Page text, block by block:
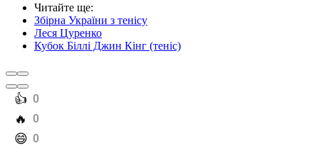
Читайте ще:
Збірна України з тенісу
Леся Цуренко
Кубок Біллі Джин Кінг (теніс)
️👍 0
️🔥 0
️😄 0